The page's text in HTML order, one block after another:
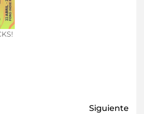
Siguiente